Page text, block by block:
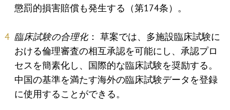
懲罰的損害賠償も発生する（第174条）。
臨床試験の合理化： 草案では、多施設臨床試験に
おける倫理審査の相互承認を可能にし、承認プロ
セスを簡素化し、国際的な臨床試験を奨励する。
中国の基準を満たす海外の臨床試験データを登録
に使用することができる。